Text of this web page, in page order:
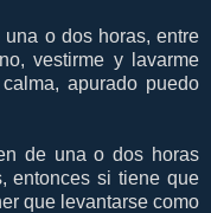
o dos horas, entre
vestirme y lavarme
apurado puedo
de una o dos horas
entonces si tiene que
que levantarse como